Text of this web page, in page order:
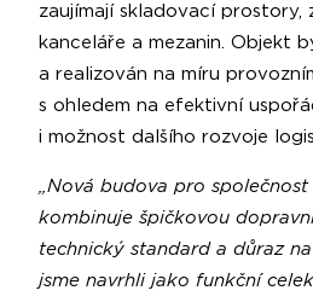
zaujímají skladovací
kanceláře a mezanin. Objekt
a realizován na míru
s ohledem na efektivní
i možnost dalšího rozvoje
„Nová budova pro společnost
kombinuje špičkovou
technický standard a důraz
jsme navrhli jako funkční